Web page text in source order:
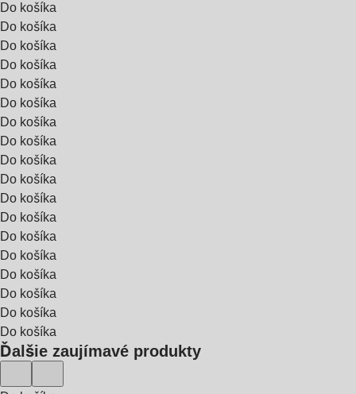
Do košíka
Do košíka
Do košíka
Do košíka
Do košíka
Do košíka
Do košíka
Do košíka
Do košíka
Do košíka
Do košíka
Do košíka
Do košíka
Do košíka
Do košíka
Do košíka
Do košíka
Do košíka
Ďalšie zaujímavé produkty